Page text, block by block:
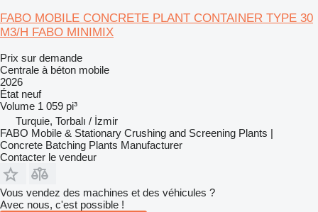
FABO MOBILE CONCRETE PLANT CONTAINER TYPE 30
M3/H FABO MINIMIX
Prix sur demande
Centrale à béton mobile
2026
État neuf
Volume 1 059 pi³
Turquie, Torbalı / İzmir
FABO Mobile & Stationary Crushing and Screening Plants |
Concrete Batching Plants Manufacturer
Contacter le vendeur
Vous vendez des machines et des véhicules ?
Avec nous, c'est possible !